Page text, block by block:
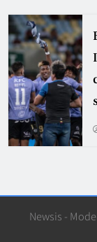
Newsis -